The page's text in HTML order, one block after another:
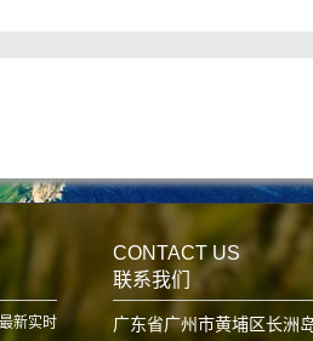
新实时
CONTACT US
联系我们
广东省广州市黄埔区长洲